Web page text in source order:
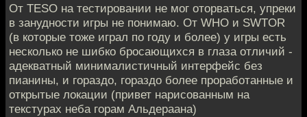
От TESO на тестировании не мог оторваться, упреки
в занудности игры не понимаю. От WHO и SWTOR
(в которые тоже играл по году и более) у игры есть
несколько не шибко бросающихся в глаза отличий -
адекватный минималистичный интерфейс без
пианины, и гораздо, гораздо более проработанные и
открытые локации (привет нарисованным на
текстурах неба горам Альдераана)